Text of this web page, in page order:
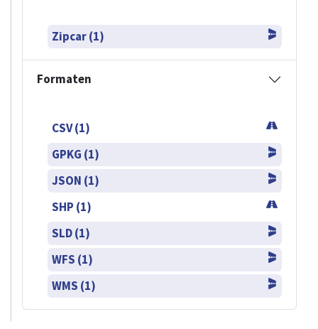
Zipcar (1)
Formaten
CSV (1)
GPKG (1)
JSON (1)
SHP (1)
SLD (1)
WFS (1)
WMS (1)